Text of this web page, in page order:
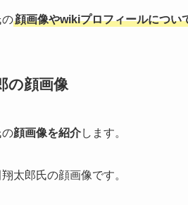
の顔画像やwikiプロフィールについ
の顔画像
の顔画像を紹介します。
太郎氏の顔画像です。